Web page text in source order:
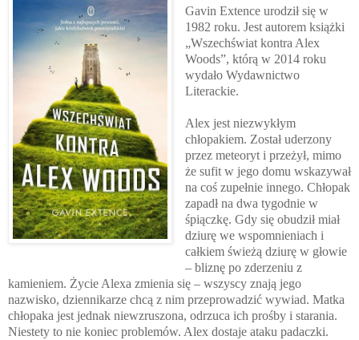
Gavin Extence urodził się w
1982 roku. Jest autorem książki
„Wszechświat kontra Alex
Woods”, którą w 2014 roku
wydało Wydawnictwo
Literackie.
Alex jest niezwykłym
chłopakiem. Został uderzony
przez meteoryt i przeżył, mimo
że sufit w jego domu wskazywał
na coś zupełnie innego. Chłopak
zapadł na dwa tygodnie w
śpiączkę. Gdy się obudził miał
dziurę we wspomnieniach i
całkiem świeżą dziurę w głowie
– bliznę po zderzeniu z
kamieniem. Życie Alexa zmienia się – wszyscy znają jego
nazwisko, dziennikarze chcą z nim przeprowadzić wywiad. Matka
chłopaka jest jednak niewzruszona, odrzuca ich prośby i starania.
Niestety to nie koniec problemów. Alex dostaje ataku padaczki.